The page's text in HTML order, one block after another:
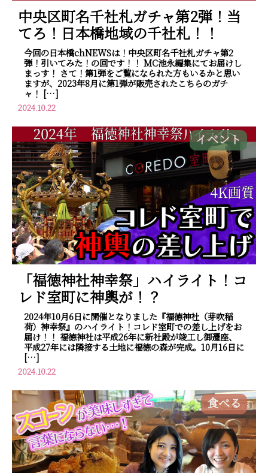
中央区町名千社札ガチャ第2弾！当
てろ！日本橋地域の千社札！！
今回の日本橋chNEWSは！中央区町名千社札ガチャ第2
弾！引いてみた！の回です！！ MC池永編集にてお届けし
まっす！ さて！第1弾をご覧になられた方もいるかと思い
ますが、2023年8月に第1弾が販売されたこちらのガチ
ャ！ […]
2024.10.22
イベント
「福徳神社神幸祭」ハイライト！コ
レド室町に神輿が！？
2024年10月6日に開催となりました『福徳神社（芽吹稲
荷）神幸祭』のハイライト！コレド室町での差し上げをお
届け！！ 福徳神社は平成26年に新社殿が竣工し御遷座、
平成27年には隣接する土地に福徳の森が完成。10月16日に
[…]
2024.10.22
食べる